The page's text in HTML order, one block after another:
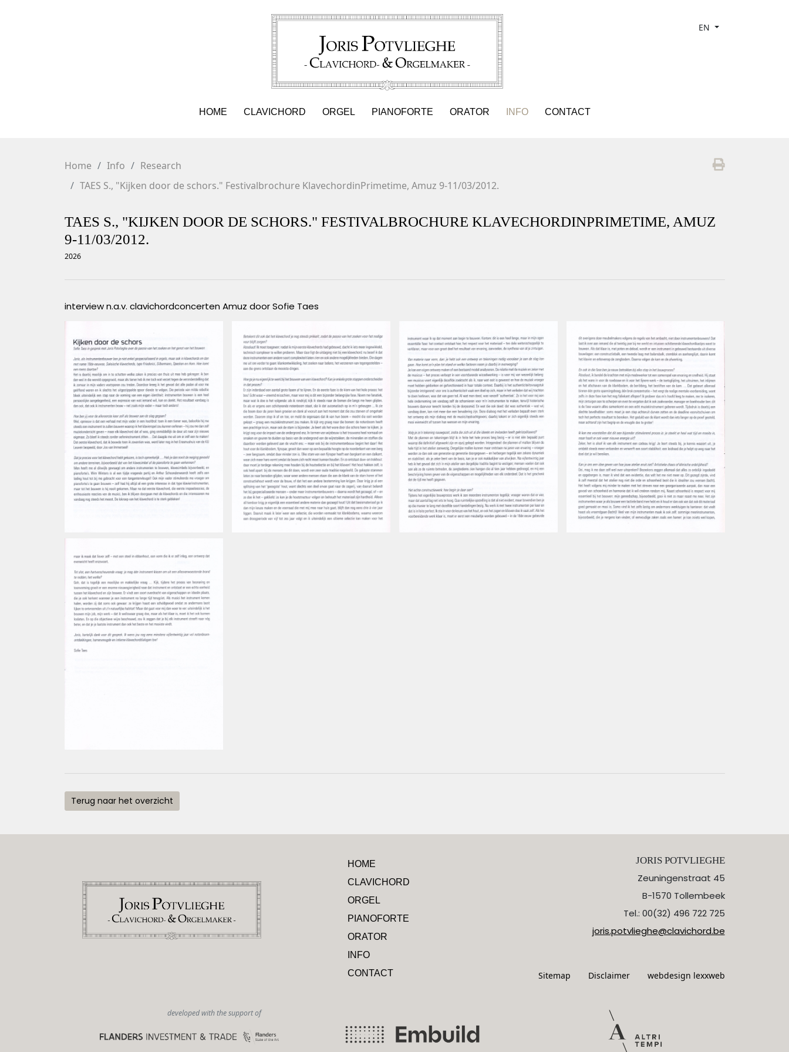
EN
HOME CLAVICHORD ORGEL PIANOFORTE ORATOR INFO CONTACT
Home Info
Research
TAES S., "Kijken door de schors." Festivalbrochure KlavechordinPrimetime, Amuz 9-11/03/2012.
TAES S., "KIJKEN DOOR DE SCHORS." FESTIVALBROCHURE KLAVECHORDINPRIMETIME, AMUZ
9-11/03/2012.
2026
interview n.a.v. clavichordconcerten Amuz door Sofie Taes
Terug naar het overzicht
HOME
CLAVICHORD
ORGEL
PIANOFORTE
ORATOR
INFO
CONTACT
JORIS POTVLIEGHE
Zeuningenstraat 45
B-1570 Tollembeek
Tel.: 00(32) 496 722 725
joris.potvlieghe@clavichord.be
Sitemap Disclaimer webdesign lexxweb
developed with the support of